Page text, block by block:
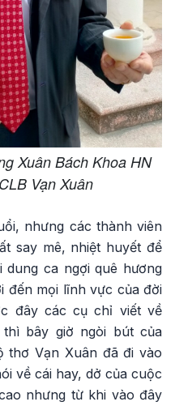
Xuân Bách Khoa HN
Vạn Xuân
nhưng các thành viên
say mê, nhiệt huyết để
ca ngợi quê hương
đến mọi lĩnh vực của đời
đây các cụ chỉ viết về
bây giờ ngòi bút của
thơ Vạn Xuân đã đi vào
về cái hay, dở của cuộc
nhưng từ khi vào đây